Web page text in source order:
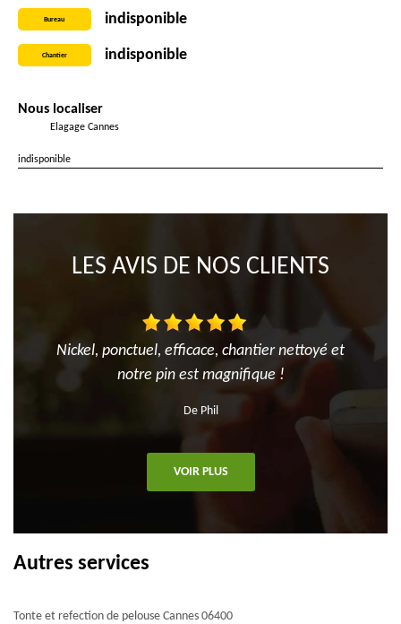
Bureau indisponible
Chantier indisponible
Nous localiser
Elagage Cannes
indisponible
LES AVIS DE NOS CLIENTS
Nickel, ponctuel, efficace, chantier nettoyé et
notre pin est magnifique !
De Phil
VOIR PLUS
Autres services
Tonte et refection de pelouse Cannes 06400